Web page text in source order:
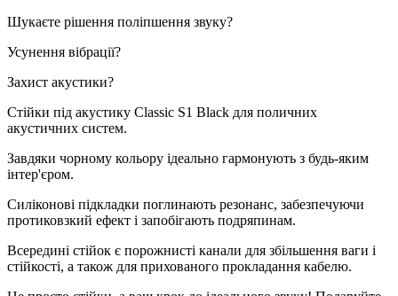
Шукаєте рішення поліпшення звуку?
Усунення вібрації?
Захист акустики?
Стійки під акустику Classic S1 Black для поличних
акустичних систем.
Завдяки чорному кольору ідеально гармонують з будь-яким
інтер'єром.
Силіконові підкладки поглинають резонанс, забезпечуючи
протиковзкий ефект і запобігають подряпинам.
Всередині стійок є порожнисті канали для збільшення ваги і
стійкості, а також для прихованого прокладання кабелю.